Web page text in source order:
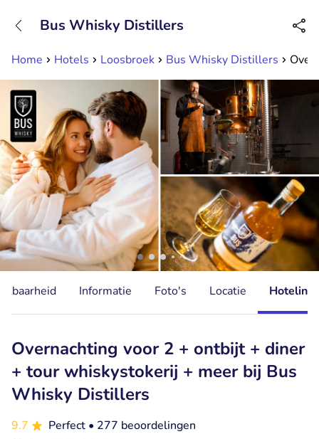
Bereikbaar tot 23:00 uur
Home Hotels Loosbroek Bus Whisky Distillers
Bus Whisky Distillers
Informatie Foto's Locatie Hotelinfo
Overnachting voor 2 + ontbijt + diner
+ tour whiskystokerij + meer bij Bus
Whisky Distillers
9.7 Perfect • 277 beoordelingen